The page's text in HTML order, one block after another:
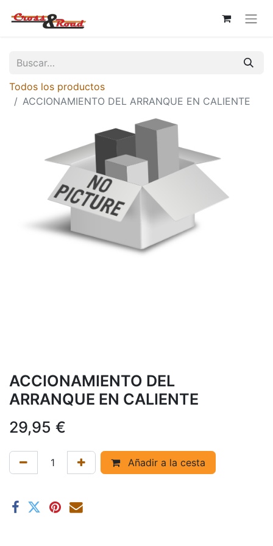
Todos los productos
ACCIONAMIENTO DEL ARRANQUE EN CALIENTE
ACCIONAMIENTO DEL
ARRANQUE EN CALIENTE
29,95 €
Añadir a la cesta